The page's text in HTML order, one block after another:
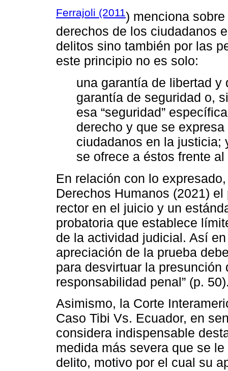
Ferrajoli (2011) menciona
derechos de los ciudadanos
delitos sino también por las
este principio no es solo:
una garantía de libertad y
garantía de seguridad o,
esa “seguridad”
derecho y que se
ciudadanos en la justicia;
se ofrece a éstos frente
En relación con lo
Derechos Humanos (2021)
rector en el juicio y un
probatoria que establece
de la actividad judicial. Así
apreciación de la prueba
para desvirtuar la
responsabilidad penal” (p.
Asimismo, la Corte
Caso Tibi Vs. Ecuador, en
considera indispensable
medida más severa que se
delito, motivo por el cual su